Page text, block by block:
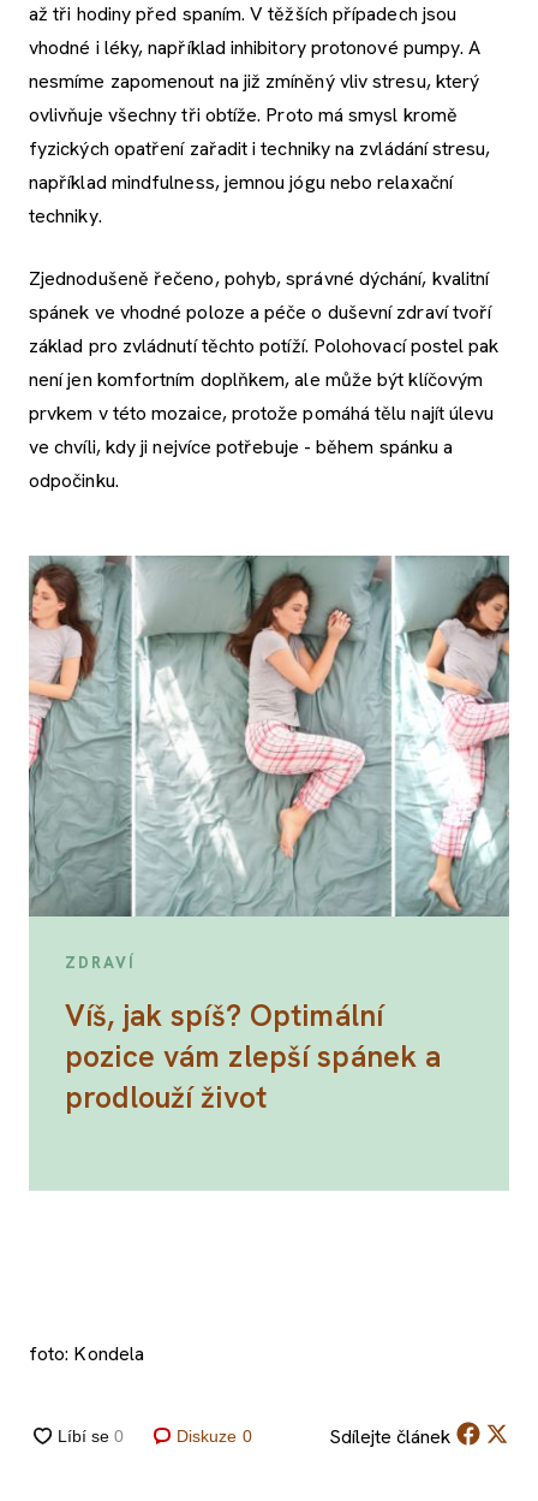
až tři hodiny před spaním. V těžších případech jsou
vhodné i léky, například inhibitory protonové pumpy. A
nesmíme zapomenout na již zmíněný vliv stresu, který
ovlivňuje všechny tři obtíže. Proto má smysl kromě
fyzických opatření zařadit i techniky na zvládání stresu,
například mindfulness, jemnou jógu nebo relaxační
techniky.
Zjednodušeně řečeno, pohyb, správné dýchání, kvalitní
spánek ve vhodné poloze a péče o duševní zdraví tvoří
základ pro zvládnutí těchto potíží. Polohovací postel pak
není jen komfortním doplňkem, ale může být klíčovým
prvkem v této mozaice, protože pomáhá tělu najít úlevu
ve chvíli, kdy ji nejvíce potřebuje - během spánku a
odpočinku.
ZDRAVÍ
Víš, jak spíš? Optimální
pozice vám zlepší spánek a
prodlouží život
foto: Kondela
Diskuze 0 Sdílejte článek